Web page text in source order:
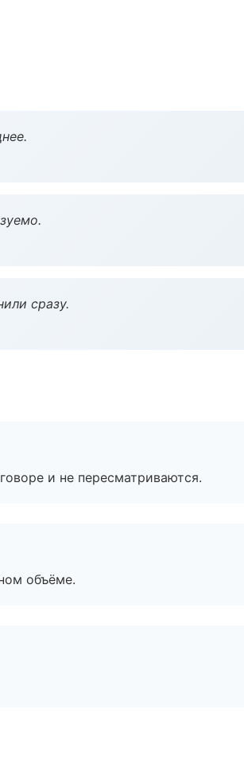
сразу.
и не пересматриваются.
объёме.